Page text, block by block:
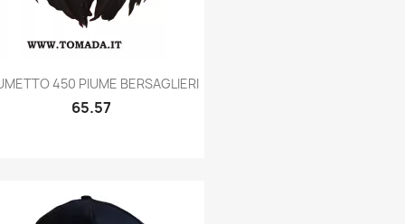
Quick view
450 PIUME BERSAGLIERI
65.57